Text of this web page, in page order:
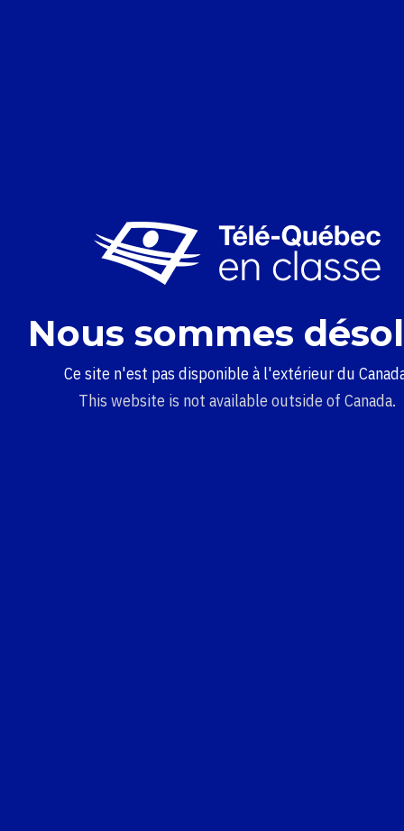
Nous sommes
Ce site n'est pas disponible à l'extérieur du
This website is not available outside of Canada.